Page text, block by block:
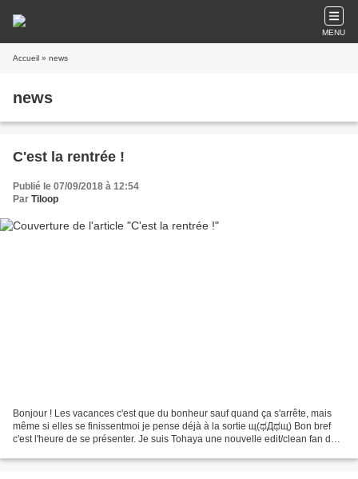
MENU
Accueil » news
news
C'est la rentrée !
Publié le 07/09/2018 à 12:54
Par Tiloop
Bonjour ! Les vacances c'est que du bonheur sauf quand ça s'arrête, mais
même si elles se finissentmoi je pense déjà à la sortie щ(ಥДಥщ) Bon bref
c'est l'heure de se présenter. Je suis Tohaya une nouvelle edit/clean fan de